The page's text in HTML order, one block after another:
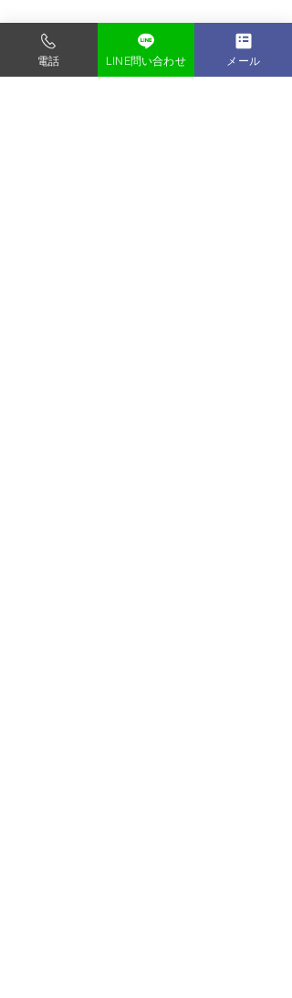
東京都内の格安写真スタジオ
フォトスタジオ タンタン
電話 LINE問い合わせ メール